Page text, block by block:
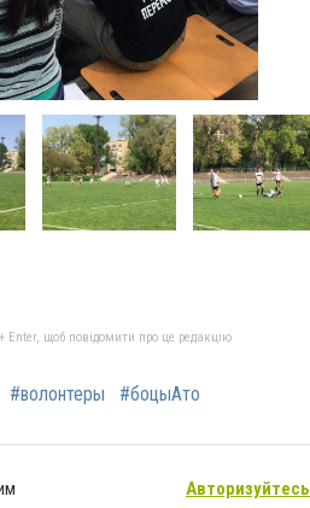
Enter, щоб повідомити про це редакцію
#волонтеры #боцыАто
Авторизуйтесь